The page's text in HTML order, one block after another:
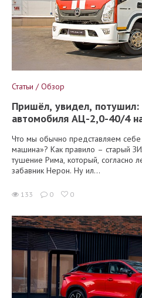
Статьи / Обзор
Пришёл, увидел, потушил:
автомобиля АЦ-2,0-40/4
Что мы обычно представляем
машина»? Как правило – старый
тушение Рима, который, согласно
забавник Нерон. Ну ил...
133 0 0